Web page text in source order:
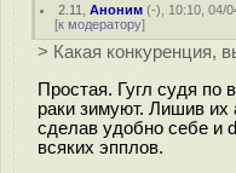
2.11 ,Аноним (-), 10:10, 04/
[к модератору]
> Какая конкуренция,
Простая. Гугл судя по
раки зимуют. Лишив их
сделав удобно себе и
всяких эпплов.